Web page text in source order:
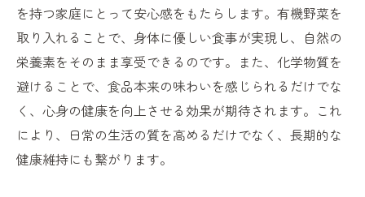
有機野菜が持つ新たな健康基準
食事による健康管理の変革
健康的な選択が生む新たな日常
有機野菜と最新の健康情報
自然派生活が生むポジティブな変化
有機野菜で知る健康の新しい視点
を持つ家庭にとって安心感をもたらします。有機野菜を
取り入れることで、身体に優しい食事が実現し、自然の
栄養素をそのまま享受できるのです。また、化学物質を
避けることで、食品本来の味わいを感じられるだけでな
く、心身の健康を向上させる効果が期待されます。これ
により、日常の生活の質を高めるだけでなく、長期的な
健康維持にも繋がります。